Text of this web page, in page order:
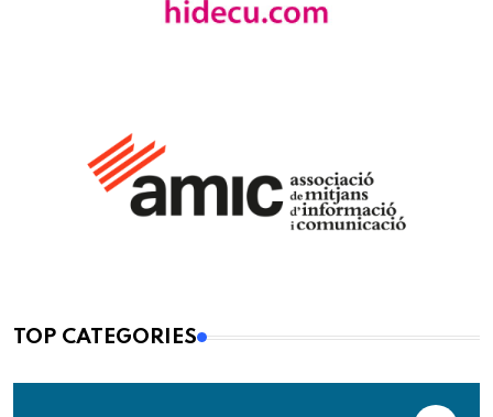
TOP CATEGORIES